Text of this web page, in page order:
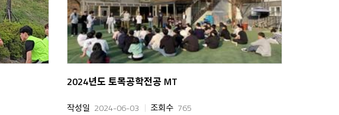
2024년도 토목공학전공 MT
작성일 2024-06-03 조회수 765